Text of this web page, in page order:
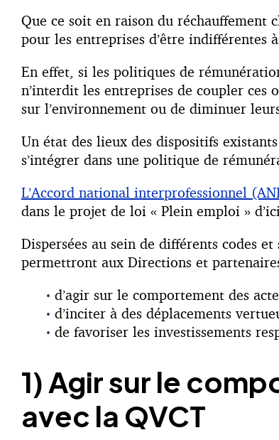
Que ce soit en raison du réchauffement
pour les entreprises d’être indifférentes
En effet, si les politiques de
n’interdit les entreprises de coupler
sur l’environnement ou de diminuer
Un état des lieux des dispositifs
s’intégrer dans une politique de
L’Accord national interprofessionnel
dans le projet de loi « Plein emploi »
Dispersées au sein de différents codes
permettront aux Directions et
d’agir sur le comportement des
d’inciter à des déplacements
de favoriser les investissements
1) Agir sur le
avec la QVCT